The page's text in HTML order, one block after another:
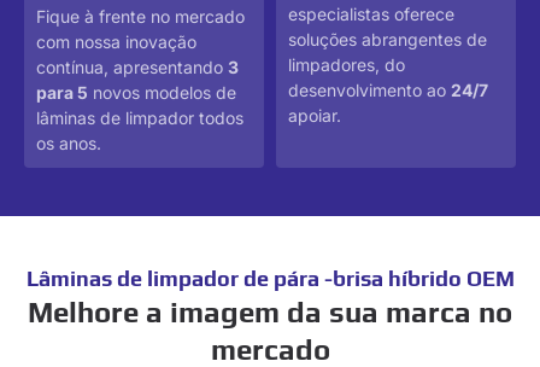
Fique à frente no mercado
com nossa inovação
contínua, apresentando 3
para 5 novos modelos de
lâminas de limpador todos
os anos.
especialistas oferece
soluções abrangentes de
limpadores, do
desenvolvimento ao 24/7
apoiar.
Lâminas de limpador de pára -brisa híbrido OEM
Melhore a imagem da sua marca no
mercado